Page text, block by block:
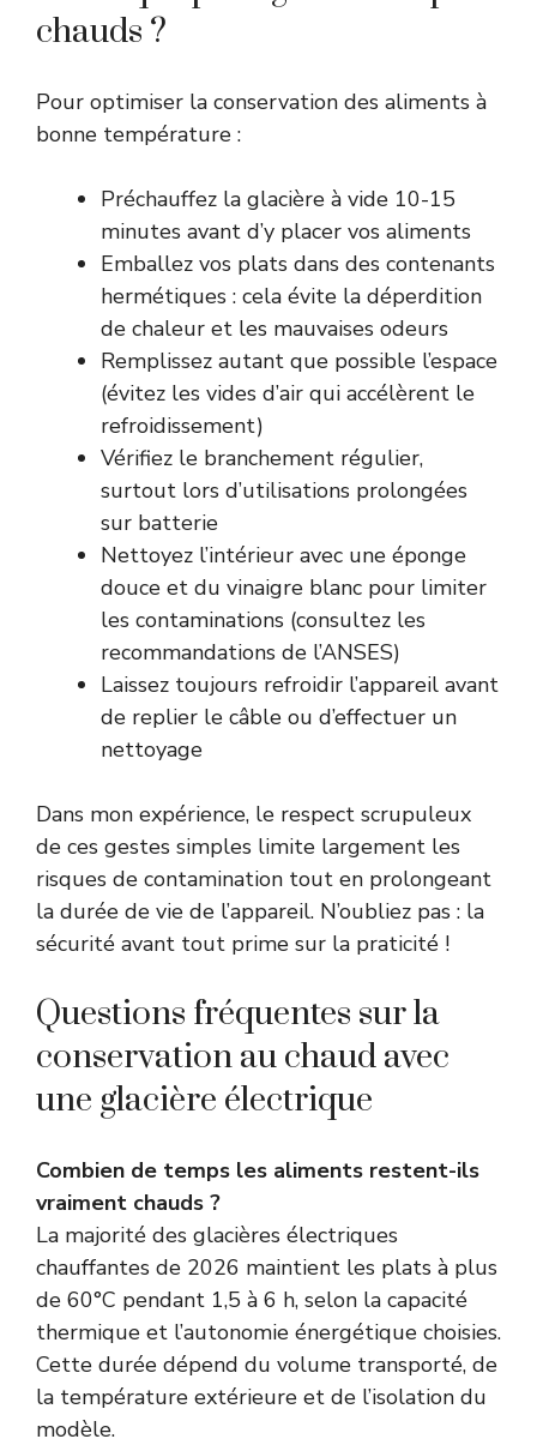
chauds ?
Pour optimiser la conservation des aliments à
bonne température :
Préchauffez la glacière à vide 10-15
minutes avant d’y placer vos aliments
Emballez vos plats dans des contenants
hermétiques : cela évite la déperdition
de chaleur et les mauvaises odeurs
Remplissez autant que possible l’espace
(évitez les vides d’air qui accélèrent le
refroidissement)
Vérifiez le branchement régulier,
surtout lors d’utilisations prolongées
sur batterie
Nettoyez l’intérieur avec une éponge
douce et du vinaigre blanc pour limiter
les contaminations (consultez les
recommandations de l’ANSES)
Laissez toujours refroidir l’appareil avant
de replier le câble ou d’effectuer un
nettoyage
Dans mon expérience, le respect scrupuleux
de ces gestes simples limite largement les
risques de contamination tout en prolongeant
la durée de vie de l’appareil. N’oubliez pas : la
sécurité avant tout prime sur la praticité !
Questions fréquentes sur la
conservation au chaud avec
une glacière électrique
Combien de temps les aliments restent-ils
vraiment chauds ?
La majorité des glacières électriques
chauffantes de 2026 maintient les plats à plus
de 60°C pendant 1,5 à 6 h, selon la capacité
thermique et l’autonomie énergétique choisies.
Cette durée dépend du volume transporté, de
la température extérieure et de l’isolation du
modèle.